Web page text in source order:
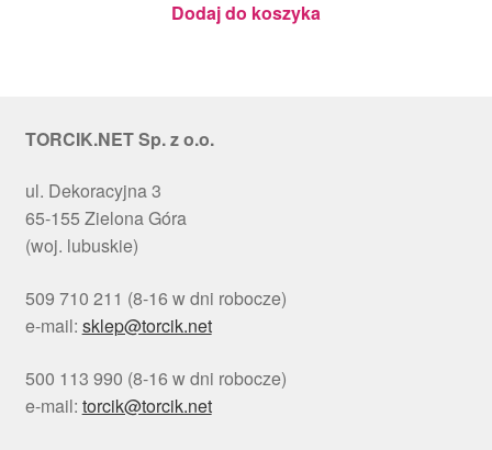
Dodaj do koszyka
TORCIK.NET Sp. z o.o.
ul. Dekoracyjna 3
65-155 Zielona Góra
(woj. lubuskie)
509 710 211 (8-16 w dni robocze)
e-mail: sklep@torcik.net
500 113 990 (8-16 w dni robocze)
e-mail: torcik@torcik.net